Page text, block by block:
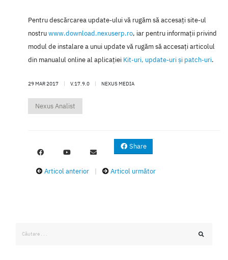
Pentru descărcarea update-ului vă rugăm să accesaţi site-ul
nostruwww.download.nexuserp.ro, iar pentru informaţii privind
modul de instalare a unui update vă rugăm să accesaţi articolul
din manualul online al aplicaţiei Kit-uri, update-uri şi patch-uri.
29 MAR 2017 | V.17.9.0 | NEXUS MEDIA
Nexus Analist
Share
Articol anterior | Articol următor